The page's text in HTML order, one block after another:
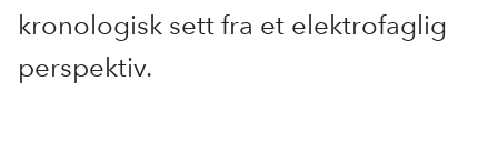
kronologisk sett fra et elektrofaglig
perspektiv.